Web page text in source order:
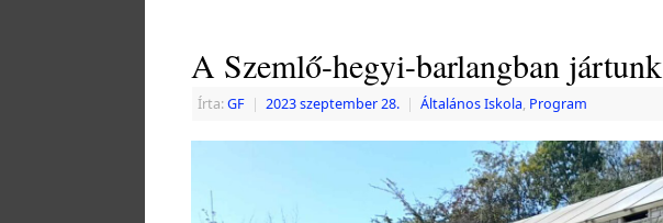
A Szemlő-hegyi-barlangban jártunk
Írta:GF | 2023 szeptember 28. | Általános Iskola, Program